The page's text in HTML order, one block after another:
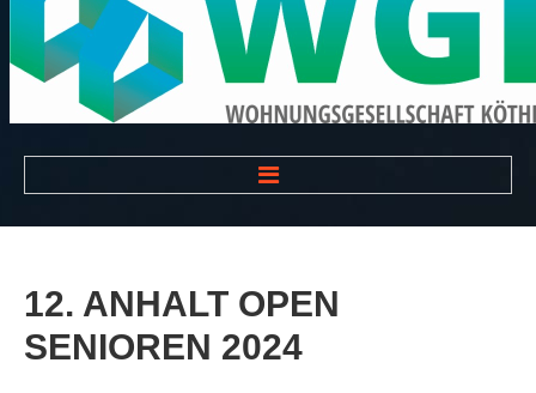
VEREIN
Der Vorstand
12. ANHALT OPEN
SENIOREN 2024